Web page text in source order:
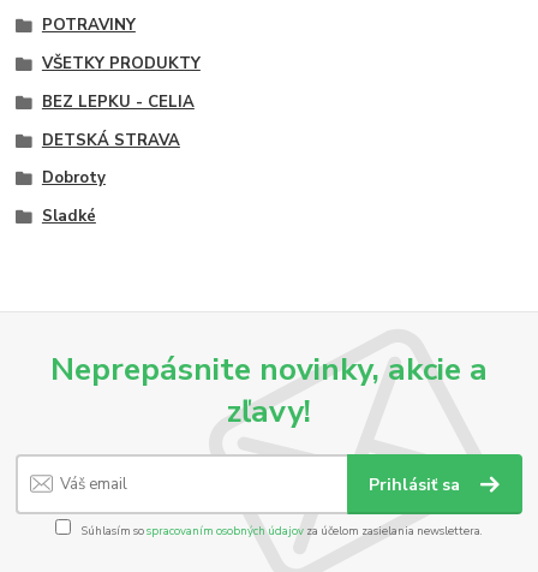
POTRAVINY
VŠETKY PRODUKTY
BEZ LEPKU - CELIA
DETSKÁ STRAVA
Dobroty
Sladké
Neprepásnite novinky, akcie a
zľavy!
Prihlásiť sa
Súhlasím sospracovaním osobných údajov za účelom zasielania newslettera.